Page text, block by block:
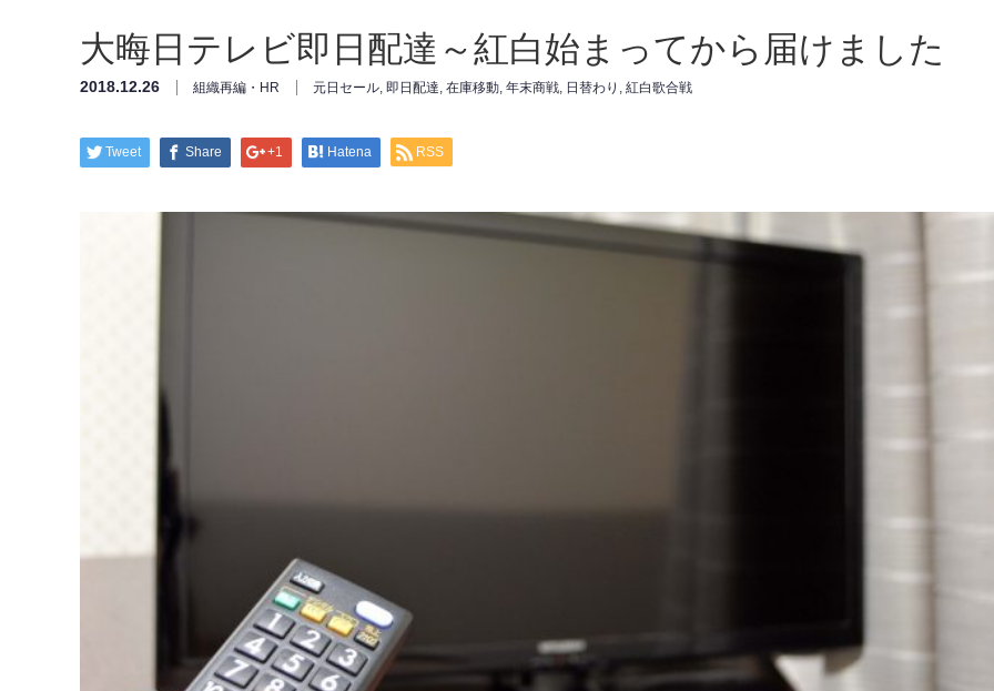
大晦日テレビ即日配達～紅白始まってから届けました
2018.12.26 組織再編・HR 元日セール 即日配達 在庫移動 年末商戦 日替わり 紅白歌合戦
Tweet Share +1 Hatena RSS